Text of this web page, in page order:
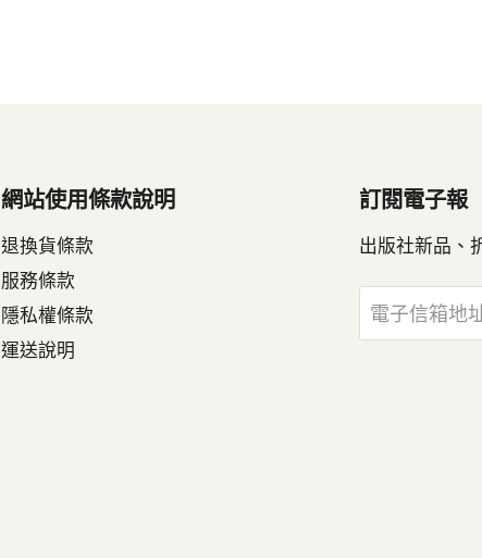
網站使用條款說明
退換貨條款
服務條款
隱私權條款
運送說明
訂閱電子報
出版社新品、
電子信箱地